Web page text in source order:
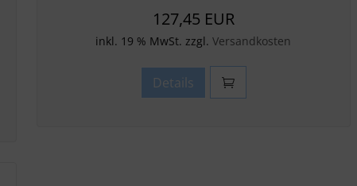
127,45 EUR
inkl. 19 % MwSt. zzgl.Versandkosten
Details